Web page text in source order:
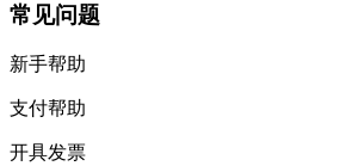
常见问题
新手帮助
支付帮助
开具发票